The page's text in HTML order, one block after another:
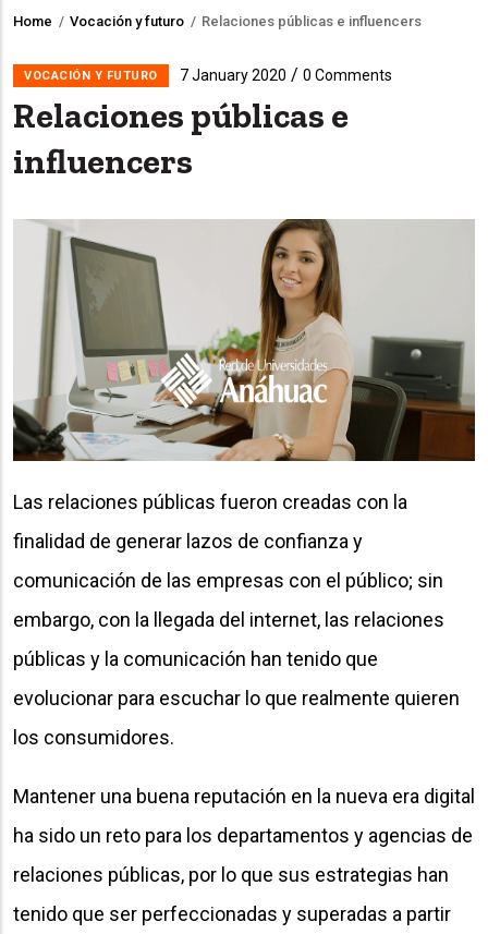
Breadcrumb
Home / Vocación y futuro / Relaciones públicas e influencers
VOCACIÓN Y FUTURO 7 January 2020 / 0 Comments
Relaciones públicas e
influencers
Las relaciones públicas fueron creadas con la
finalidad de generar lazos de confianza y
comunicación de las empresas con el público; sin
embargo, con la llegada del internet, las relaciones
públicas y la comunicación han tenido que
evolucionar para escuchar lo que realmente quieren
los consumidores.
Mantener una buena reputación en la nueva era digital
ha sido un reto para los departamentos y agencias de
relaciones públicas, por lo que sus estrategias han
tenido que ser perfeccionadas y superadas a partir